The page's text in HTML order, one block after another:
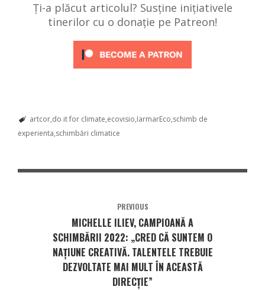
Ți-a plăcut articolul? Susține inițiativele
tinerilor cu o donație pe Patreon!
artcor do it for climate ecovisio IarmarEco schimb de
experienta schimbări climatice
PREVIOUS
MICHELLE ILIEV, CAMPIOANĂ A
SCHIMBĂRII 2022: „CRED CĂ SUNTEM O
NAȚIUNE CREATIVĂ. TALENTELE TREBUIE
DEZVOLTATE MAI MULT ÎN ACEASTĂ
DIRECȚIE”